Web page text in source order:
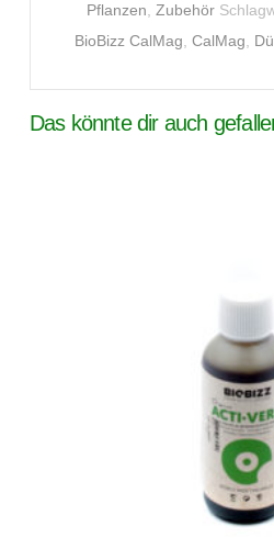
Pflanzen, Zubehör
BioBizz CalMag, CalMag,
Das könnte dir auch